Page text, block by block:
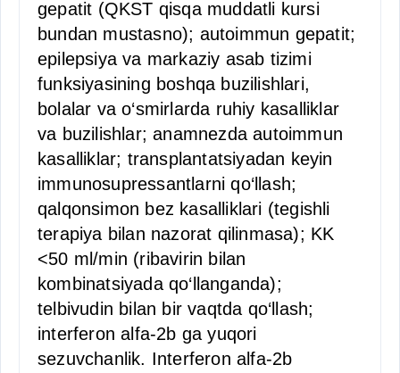
gepatit (QKST qisqa muddatli kursi
bundan mustasno); autoimmun gepatit;
epilepsiya va markaziy asab tizimi
funksiyasining boshqa buzilishlari,
bolalar va o‘smirlarda ruhiy kasalliklar
va buzilishlar; anamnezda autoimmun
kasalliklar; transplantatsiyadan keyin
immunosupressantlarni qo‘llash;
qalqonsimon bez kasalliklari (tegishli
terapiya bilan nazorat qilinmasa); KK
<50 ml/min (ribavirin bilan
kombinatsiyada qo‘llanganda);
telbivudin bilan bir vaqtda qo‘llash;
interferon alfa-2b ga yuqori
sezuvchanlik. Interferon alfa-2b